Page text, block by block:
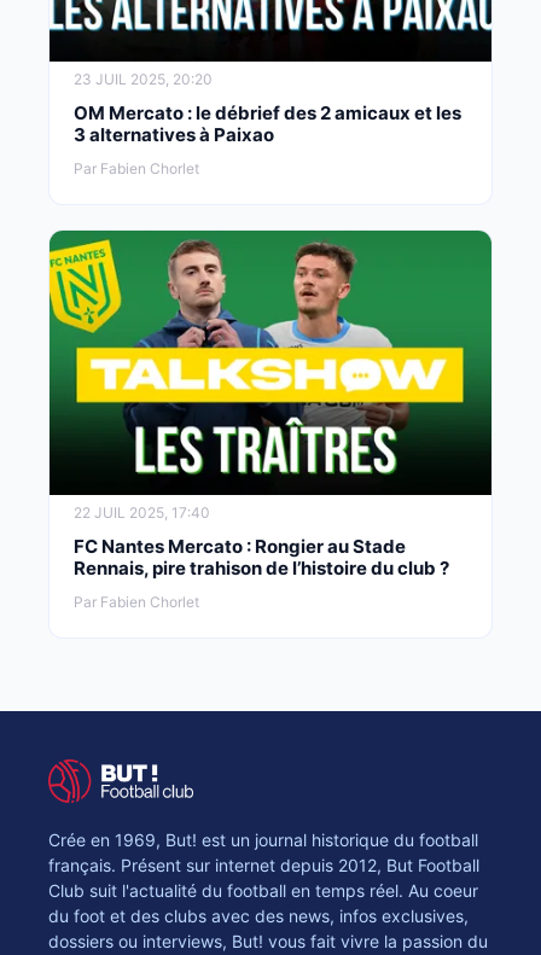
23 JUIL 2025, 20:20
OM Mercato : le débrief des 2 amicaux et les
3 alternatives à Paixao
Par Fabien Chorlet
22 JUIL 2025, 17:40
FC Nantes Mercato : Rongier au Stade
Rennais, pire trahison de l’histoire du club ?
Par Fabien Chorlet
Crée en 1969, But! est un journal historique du football
français. Présent sur internet depuis 2012, But Football
Club suit l'actualité du football en temps réel. Au coeur
du foot et des clubs avec des news, infos exclusives,
dossiers ou interviews, But! vous fait vivre la passion du